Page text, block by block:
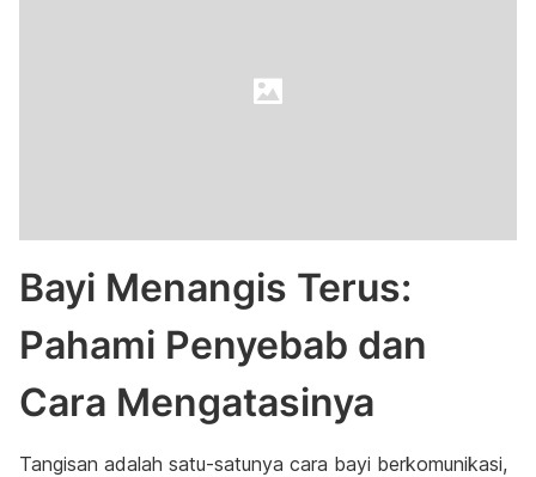
Bayi Menangis Terus:
Pahami Penyebab dan
Cara Mengatasinya
Tangisan adalah satu-satunya cara bayi berkomunikasi,